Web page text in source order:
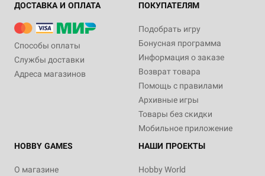
ДОСТАВКА И ОПЛАТА
Способы оплаты
Службы доставки
Адреса магазинов
ПОКУПАТЕЛЯМ
Подобрать игру
Бонусная программа
Информация о заказе
Возврат товара
Помощь с правилами
Архивные игры
Товары без скидки
Мобильное приложение
HOBBY GAMES
О магазине
НАШИ ПРОЕКТЫ
Hobby World